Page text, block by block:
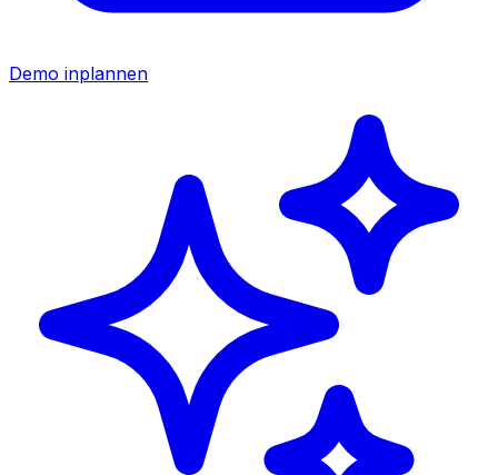
Demo inplannen